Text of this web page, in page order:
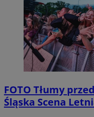
FOTO Tłumy
Śląska Scena